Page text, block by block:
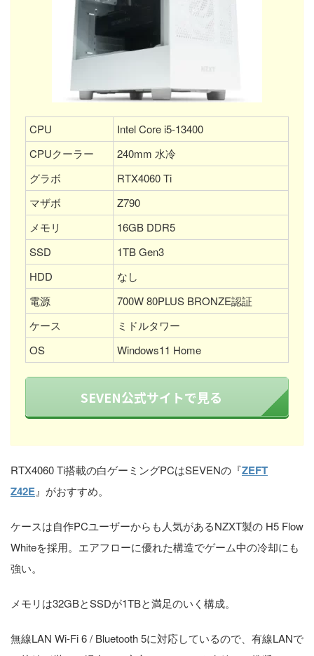
CPU
Intel Core i5-13400
CPUクーラー
240mm 水冷
グラボ
RTX4060 Ti
マザボ
Z790
メモリ
16GB DDR5
SSD
1TB Gen3
HDD
なし
電源
700W 80PLUS BRONZE認証
ケース
ミドルタワー
OS
Windows11 Home
SEVEN公式サイトで見る
RTX4060 Ti搭載の白ゲーミングPCはSEVENの『ZEFT
Z42E』がおすすめ。
ケースは自作PCユーザーからも人気があるNZXT製の H5 Flow
Whiteを採用。エアフローに優れた構造でゲーム中の冷却にも
強い。
メモリは32GBとSSDが1TBと満足のいく構成。
無線LAN Wi-Fi 6 / Bluetooth 5に対応しているので、有線LANで